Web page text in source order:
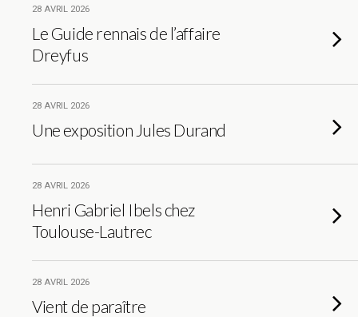
28 AVRIL 2026
Le Guide rennais de l’affaire
Dreyfus
28 AVRIL 2026
Une exposition Jules Durand
28 AVRIL 2026
Henri Gabriel Ibels chez
Toulouse-Lautrec
28 AVRIL 2026
Vient de paraître